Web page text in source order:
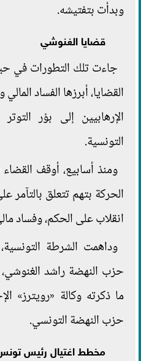
وبدأت بتفتيشه.
قضايا الغنوشي
جاءت تلك التطورات في
القضايا، أبرزها الفساد
الإرهابيين إلى بؤر
التونسية.
ومنذ أسابيع، أوقف
الحركة بتهم تتعلق بالتآمر
انقلاب على الحكم، وفساد
وداهمت الشرطة
حزب النهضة راشد
ما ذكرته وكالة «رويترز»
حزب النهضة التونسي.
مخطط اغتيال رئيس